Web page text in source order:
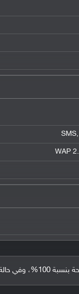
WAP
خطأ يُرجى